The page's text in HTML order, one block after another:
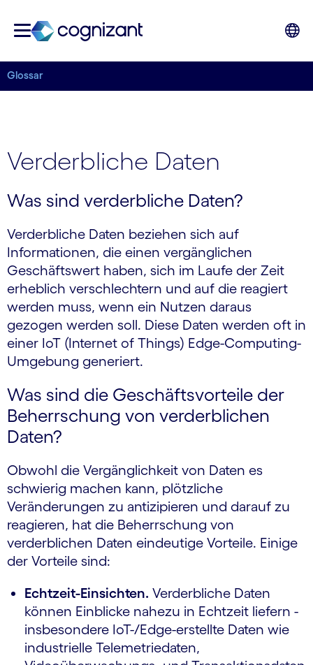
Glossar
Verderbliche Daten
Was sind verderbliche Daten?
Verderbliche Daten beziehen sich auf
Informationen, die einen vergänglichen
Geschäftswert haben, sich im Laufe der Zeit
erheblich verschlechtern und auf die reagiert
werden muss, wenn ein Nutzen daraus
gezogen werden soll. Diese Daten werden oft in
einer IoT (Internet of Things) Edge-Computing-
Umgebung generiert.
Was sind die Geschäftsvorteile der
Beherrschung von verderblichen
Daten?
Obwohl die Vergänglichkeit von Daten es
schwierig machen kann, plötzliche
Veränderungen zu antizipieren und darauf zu
reagieren, hat die Beherrschung von
verderblichen Daten eindeutige Vorteile. Einige
der Vorteile sind:
Echtzeit-Einsichten. Verderbliche Daten
können Einblicke nahezu in Echtzeit liefern -
insbesondere IoT-/Edge-erstellte Daten wie
industrielle Telemetriedaten,